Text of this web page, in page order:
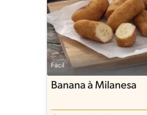
Fácil
Banana à Milanesa